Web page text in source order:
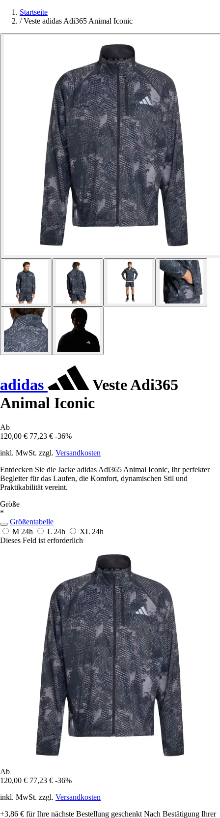
Startseite
/ Veste adidas Adi365 Animal Iconic
adidas
Veste Adi365
Animal Iconic
Ab
120,00 € 77,23 € -36%
inkl. MwSt. zzgl. Versandkosten
Entdecken Sie die Jacke adidas Adi365 Animal Iconic, Ihr perfekter
Begleiter für das Laufen, die Komfort, dynamischen Stil und
Praktikabilität vereint.
Größe
*
Größentabelle
M 24h L 24h XL 24h
Dieses Feld ist erforderlich
Ab
120,00 € 77,23 € -36%
inkl. MwSt. zzgl. Versandkosten
+3,86 € für Ihre nächste Bestellung geschenkt Nach Bestätigung Ihrer